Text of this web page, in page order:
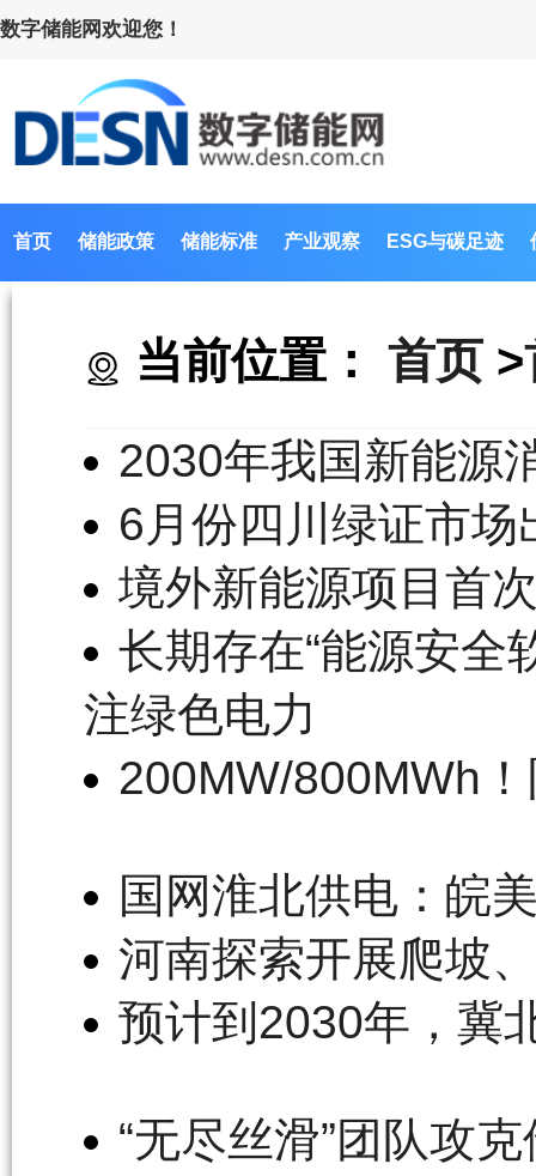
数字储能网欢迎您！
首页 储能政策 储能标准 产业观察 ESG与碳足迹
当前位置： 首页 >
2030年我国新能源
6月份四川绿证市场
境外新能源项目首
长期存在“能源安全
注绿色电力
200MW/800MWh
国网淮北供电：皖
河南探索开展爬坡
预计到2030年，冀
“无尽丝滑”团队攻